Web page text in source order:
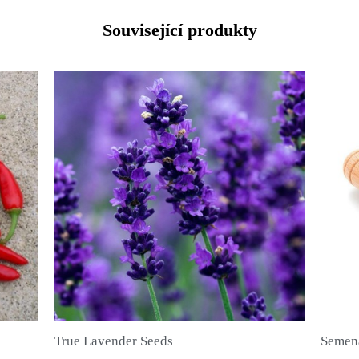
Související produkty
RYCHLÝ NÁHLED
Semena nového koření (Pimenta dioica)